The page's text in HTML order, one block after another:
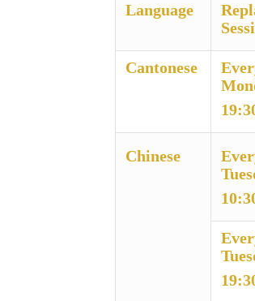
Language
Cantonese
Chinese